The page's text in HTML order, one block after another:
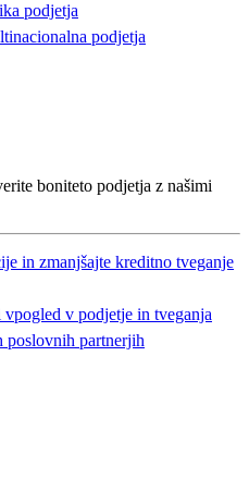
podjetja
podjetja
boniteto podjetja z našimi
in zmanjšajte kreditno tveganje
v podjetje in tveganja
poslovnih partnerjih